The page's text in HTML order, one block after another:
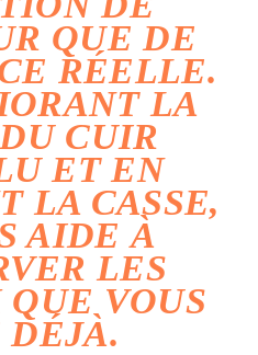
QUE DE
RÉELLE.
LA
CUIR
ET EN
LA CASSE,
AIDE À
LES
VOUS
DÉJÀ.